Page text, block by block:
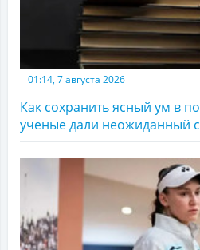
01:14, 7 августа 2026
Как сохранить ясный ум в
ученые дали неожиданный